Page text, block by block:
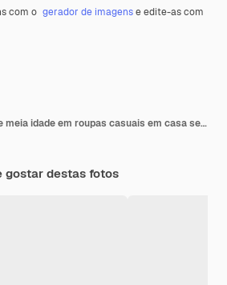
com o gerador de imagense edite-as com
Mulher madura de meia idade em roupas casuais em casa segurando pílula e copo de água doce Dores de cabeça depressão remédios suplementos vitaminas sedativos menopausa
gostar destas fotos